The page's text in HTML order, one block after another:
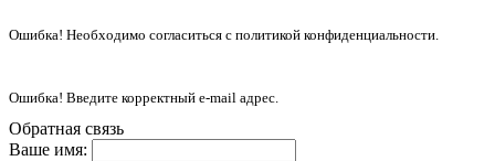
Ошибка! Необходимо согласиться с политикой конфиденциальности.
Ошибка! Введите корректный e-mail адрес.
Обратная связь
Ваше имя: